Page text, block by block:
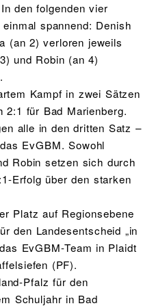
den folgenden vier
spannend: Denish
(an 2) verloren jeweils
und Robin (an 4)
Kampf in zwei Sätzen
2:1 für Bad Marienberg.
alle in den dritten Satz –
EvGBM. Sowohl
Robin setzen sich durch
Erfolg über den starken
Platz auf Regionsebene
den Landesentscheid „in
EvGBM-Team in Plaidt
(PF).
Pfalz für den
Schuljahr in Bad